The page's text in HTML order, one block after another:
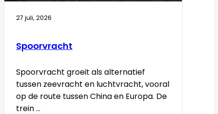
27 juli, 2026
Spoorvracht
Spoorvracht groeit als alternatief
tussen zeevracht en luchtvracht, vooral
op de route tussen China en Europa. De
trein ...